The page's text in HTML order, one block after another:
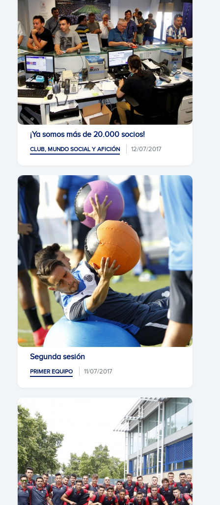
¡Ya somos más de 20.000 socios!
CLUB, MUNDO SOCIAL Y AFICIÓN 12/07/2017
Segunda sesión
PRIMER EQUIPO 11/07/2017